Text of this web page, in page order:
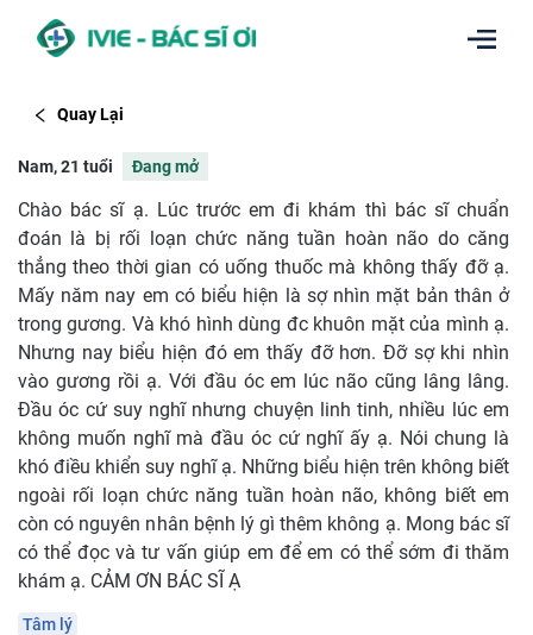
Quay Lại
Nam, 21 tuổi Đang mở
Chào bác sĩ ạ. Lúc trước em đi khám thì bác sĩ chuẩn
đoán là bị rối loạn chức năng tuần hoàn não do căng
thẳng theo thời gian có uống thuốc mà không thấy đỡ ạ.
Mấy năm nay em có biểu hiện là sợ nhìn mặt bản thân ở
trong gương. Và khó hình dùng đc khuôn mặt của mình ạ.
Nhưng nay biểu hiện đó em thấy đỡ hơn. Đỡ sợ khi nhìn
vào gương rồi ạ. Với đầu óc em lúc não cũng lâng lâng.
Đầu óc cứ suy nghĩ nhưng chuyện linh tinh, nhiều lúc em
không muốn nghĩ mà đầu óc cứ nghĩ ấy ạ. Nói chung là
khó điều khiển suy nghĩ ạ. Những biểu hiện trên không biết
ngoài rối loạn chức năng tuần hoàn não, không biết em
còn có nguyên nhân bệnh lý gì thêm không ạ. Mong bác sĩ
có thể đọc và tư vấn giúp em để em có thể sớm đi thăm
khám ạ. CẢM ƠN BÁC SĨ Ạ
Tâm lý